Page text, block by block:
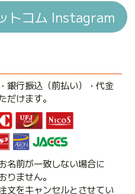
トコム Instagram
銀行振込（前払い）・代金
だけます。
名前が一致しない場合に
りません。
文をキャンセルとさせてい